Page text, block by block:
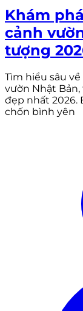
Khám
cảnh
tượng
Tìm hiểu sâu
vườn Nhật
đẹp nhất 2026.
chốn bình yên